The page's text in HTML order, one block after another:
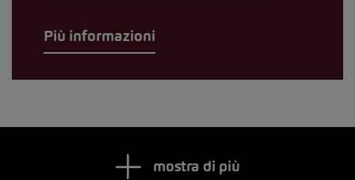
Più informazioni
mostra di più